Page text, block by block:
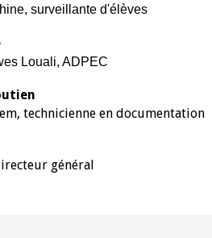
surveillante d'élèves
Loual i, ADPEC
technicienne en documentation
général